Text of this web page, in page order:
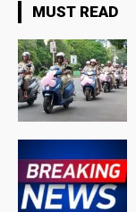
MUST READ